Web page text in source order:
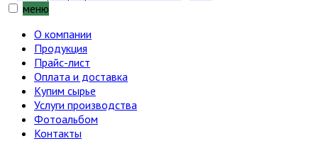
меню
О компании
Продукция
Прайс-лист
Оплата и доставка
Купим сырье
Услуги производства
Фотоальбом
Контакты